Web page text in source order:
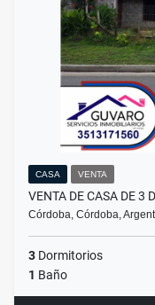
CASA VENTA
VENTA DE CASA DE 3
Córdoba, Córdoba,
3 Dormitorios
1 Baño